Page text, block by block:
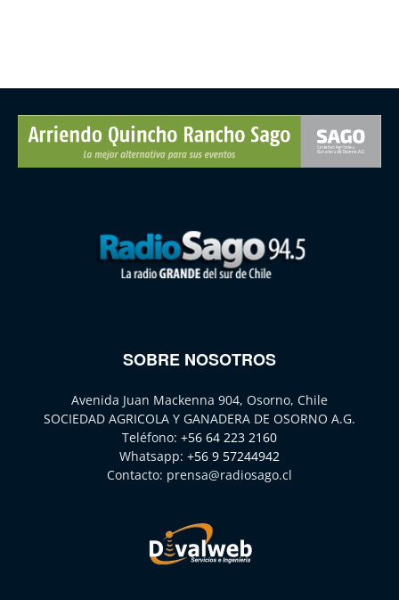
SOBRE NOSOTROS
Avenida Juan Mackenna 904, Osorno, Chile
SOCIEDAD AGRICOLA Y GANADERA DE OSORNO A.G.
Teléfono: +56 64 223 2160
Whatsapp: +56 9 57244942
Contacto: prensa@radiosago.cl